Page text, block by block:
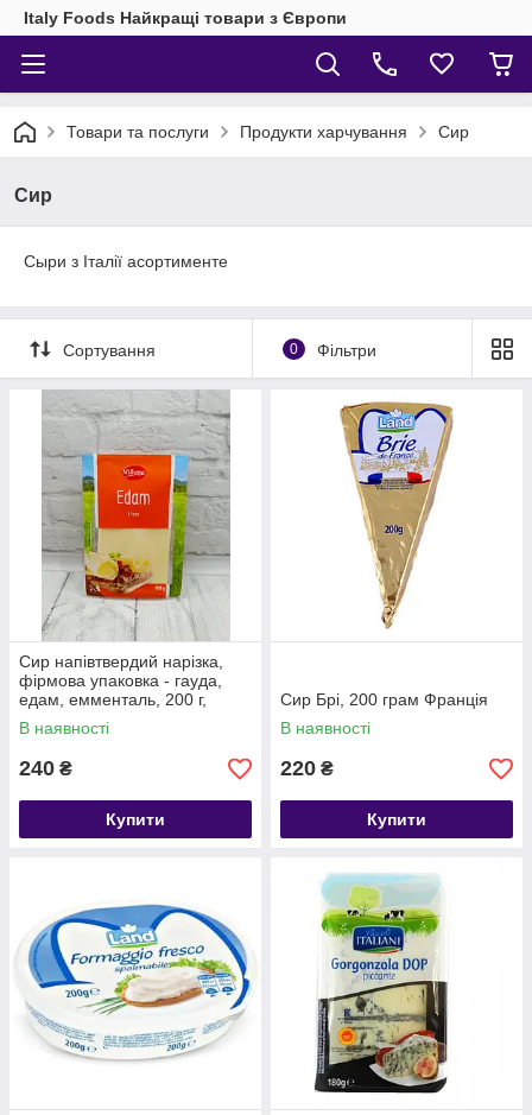
Italy Foods Найкращі товари з Європи
Товари та послуги Продукти харчування Сир
Сир
Сыри з Італії асортименте
Сортування 0 Фільтри
Сир напівтвердий нарізка,
фірмова упаковка - гауда,
едам, емменталь, 200 г,
Італія
В наявності
240 ₴
Купити
Сир Брі, 200 грам Франція
В наявності
220 ₴
Купити